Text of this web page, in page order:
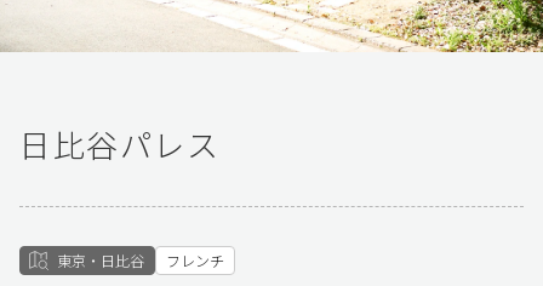
日比谷パレス
東京・日比谷 フレンチ